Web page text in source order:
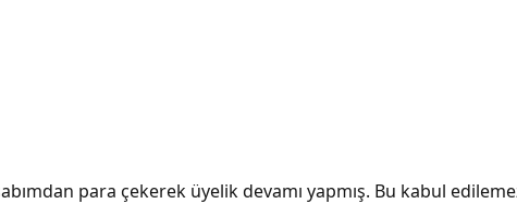
para çekerek üyelik devamı yapmış. Bu kabul